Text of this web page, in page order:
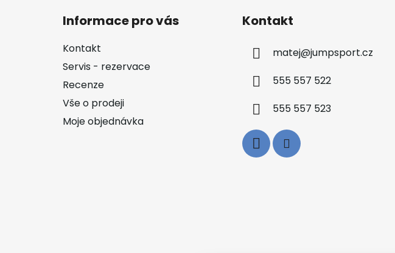
Informace pro vás
Kontakt
Servis - rezervace
Recenze
Vše o prodeji
Moje objednávka
Kontakt
matej@jumpsport.cz
555 557 522
555 557 523